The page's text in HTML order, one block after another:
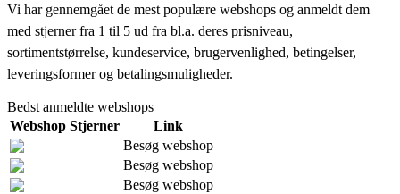
Vi har gennemgået de mest populære webshops og anmeldt dem
med stjerner fra 1 til 5 ud fra bl.a. deres prisniveau,
sortimentstørrelse, kundeservice, brugervenlighed, betingelser,
leveringsformer og betalingsmuligheder.
Bedst anmeldte webshops
Webshop Stjerner
Link
Besøg webshop
Besøg webshop
Besøg webshop